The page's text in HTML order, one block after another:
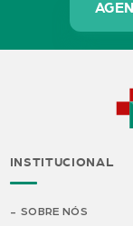
INSTITUCIONAL
SOBRE NÓS